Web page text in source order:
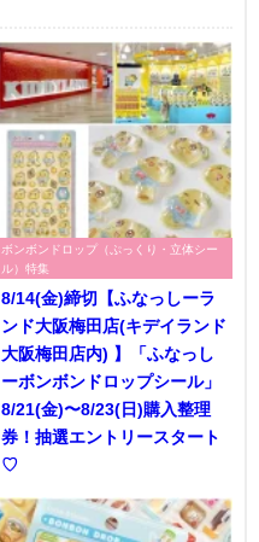
ボンボンドロップ（ぷっくり・立体シー
ル）特集
8/14(金)締切【ふなっしーラ
ンド大阪梅田店(キデイランド
大阪梅田店内) 】「ふなっし
ーボンボンドロップシール」
8/21(金)〜8/23(日)購入整理
券！抽選エントリースタート
♡